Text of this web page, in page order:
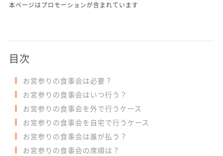
本ページはプロモーションが含まれています
目次
お宮参りの食事会は必要？
お宮参りの食事会はいつ行う？
お宮参りの食事会を外で行うケース
お宮参りの食事会を自宅で行うケース
お宮参りの食事会は誰が払う？
お宮参りの食事会の席順は？